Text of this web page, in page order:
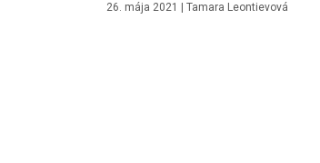
26. mája 2021 Tamara Leontievová